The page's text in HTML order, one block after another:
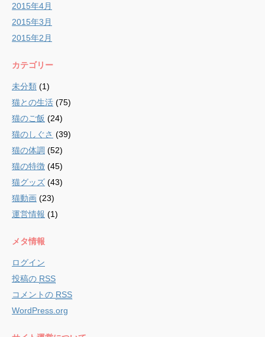
2015年4月
2015年3月
2015年2月
カテゴリー
未分類 (1)
猫との生活 (75)
猫のご飯 (24)
猫のしぐさ (39)
猫の体調 (52)
猫の特徴 (45)
猫グッズ (43)
猫動画 (23)
運営情報 (1)
メタ情報
ログイン
投稿の RSS
コメントの RSS
WordPress.org